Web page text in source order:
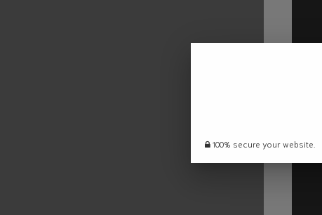
100% secure your website.